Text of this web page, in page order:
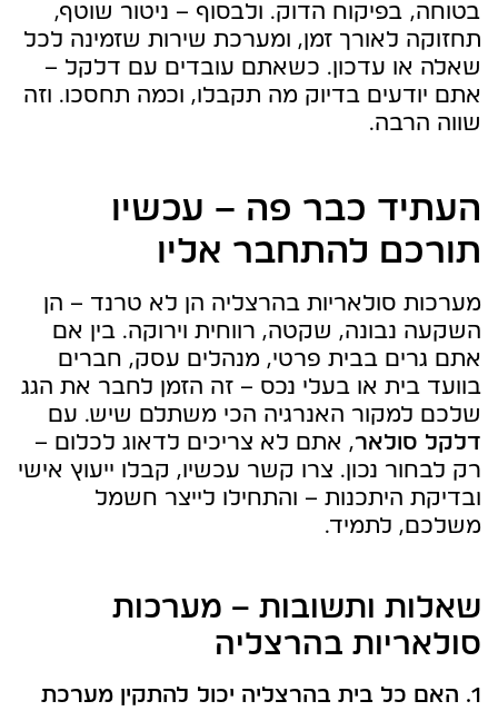
בטוחה, בפיקוח הדוק. ולבסוף – ניטור שוטף,
תחזוקה לאורך זמן, ומערכת שירות שזמינה לכל
שאלה או עדכון. כשאתם עובדים עם דלקל –
אתם יודעים בדיוק מה תקבלו, וכמה תחסכו. וזה
שווה הרבה.
העתיד כבר פה – עכשיו
תורכם להתחבר אליו
מערכות סולאריות בהרצליה הן לא טרנד – הן
השקעה נבונה, שקטה, רווחית וירוקה. בין אם
אתם גרים בבית פרטי, מנהלים עסק, חברים
בוועד בית או בעלי נכס – זה הזמן לחבר את הגג
שלכם למקור האנרגיה הכי משתלם שיש. עם
דלקל סולאר, אתם לא צריכים לדאוג לכלום –
רק לבחור נכון. צרו קשר עכשיו, קבלו ייעוץ אישי
ובדיקת היתכנות – והתחילו לייצר חשמל
משלכם, לתמיד.
שאלות ותשובות – מערכות
סולאריות בהרצליה
1. האם כל בית בהרצליה יכול להתקין מערכת